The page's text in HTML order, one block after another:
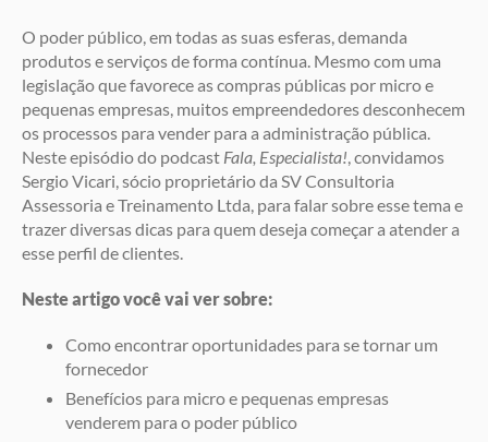
O poder público, em todas as suas esferas, demanda
produtos e serviços de forma contínua. Mesmo com uma
legislação que favorece as compras públicas por micro e
pequenas empresas, muitos empreendedores desconhecem
os processos para vender para a administração pública.
Neste episódio do podcast Fala, Especialista!, convidamos
Sergio Vicari, sócio proprietário da SV Consultoria
Assessoria e Treinamento Ltda, para falar sobre esse tema e
trazer diversas dicas para quem deseja começar a atender a
esse perfil de clientes.
Neste artigo você vai ver sobre:
Como encontrar oportunidades para se tornar um
fornecedor
Benefícios para micro e pequenas empresas
venderem para o poder público